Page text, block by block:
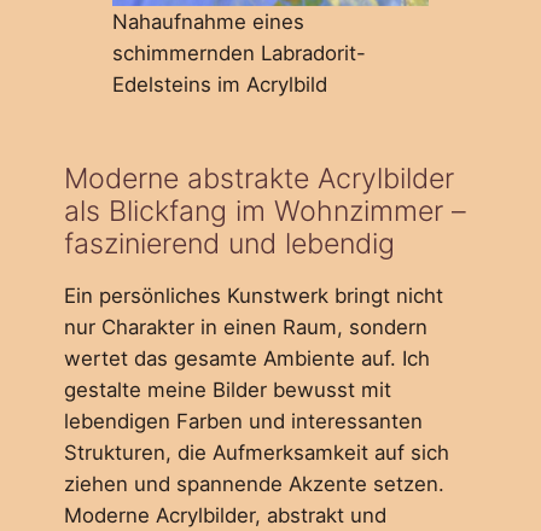
Nahaufnahme eines
schimmernden Labradorit-
Edelsteins im Acrylbild
Moderne abstrakte Acrylbilder
als Blickfang im Wohnzimmer –
faszinierend und lebendig
Ein persönliches Kunstwerk bringt nicht
nur Charakter in einen Raum, sondern
wertet das gesamte Ambiente auf. Ich
gestalte meine Bilder bewusst mit
lebendigen Farben und interessanten
Strukturen, die Aufmerksamkeit auf sich
ziehen und spannende Akzente setzen.
Moderne Acrylbilder, abstrakt und